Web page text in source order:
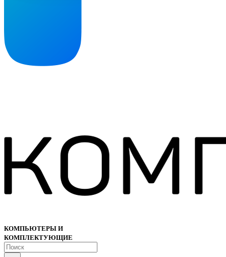
КОМПЬЮТЕРЫ И
КОМПЛЕКТУЮЩИЕ